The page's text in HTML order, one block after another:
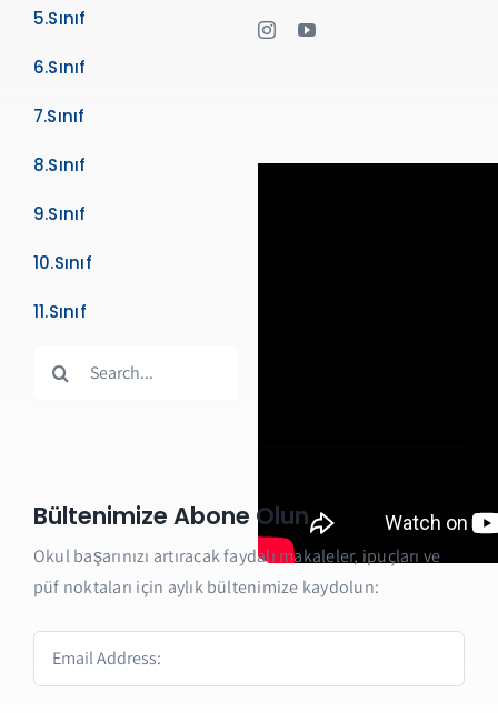
5.Sınıf
6.Sınıf
7.Sınıf
8.Sınıf
9.Sınıf
10.Sınıf
11.Sınıf
Bültenimize Abone Olun
Okul başarınızı artıracak faydalı makaleler, ipuçları ve
püf noktaları için aylık bültenimize kaydolun: